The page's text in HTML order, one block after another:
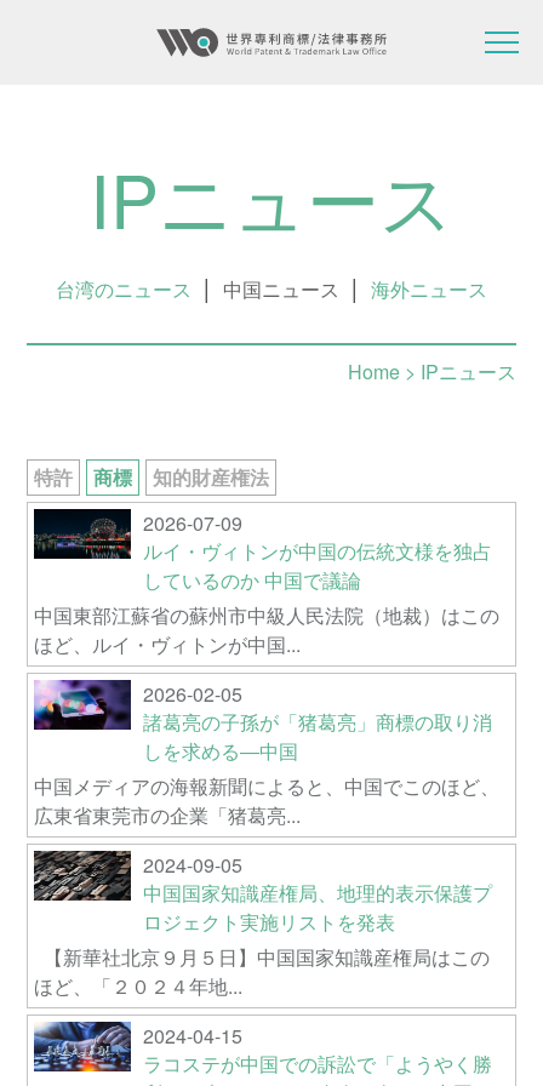
IPニュース
台湾のニュース 中国ニュース 海外ニュース
Home> IPニュース
特許 商標
知的財産権法
2026-07-09
ルイ・ヴィトンが中国の伝統文様を独占
しているのか 中国で議論
中国東部江蘇省の蘇州市中級人民法院（地裁）はこの
ほど、ルイ・ヴィトンが中国...
2026-02-05
諸葛亮の子孫が「猪葛亮」商標の取り消
しを求める―中国
中国メディアの海報新聞によると、中国でこのほど、
広東省東莞市の企業「猪葛亮...
2024-09-05
中国国家知識産権局、地理的表示保護プ
ロジェクト実施リストを発表
【新華社北京９月５日】中国国家知識産権局はこの
ほど、「２０２４年地...
2024-04-15
ラコステが中国での訴訟で「ようやく勝